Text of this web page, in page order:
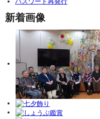
新着画像